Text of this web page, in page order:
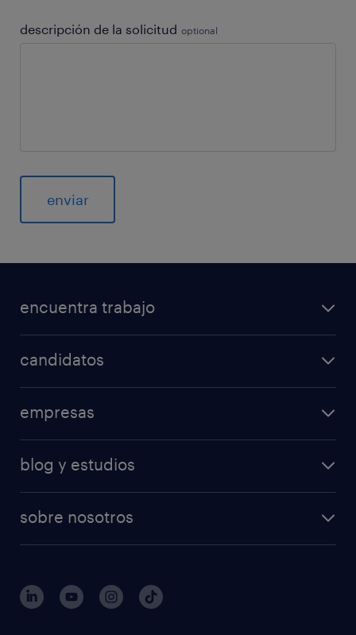
descripción de la solicitud optional
encuentra trabajo
candidatos
empresas
blog y estudios
sobre nosotros